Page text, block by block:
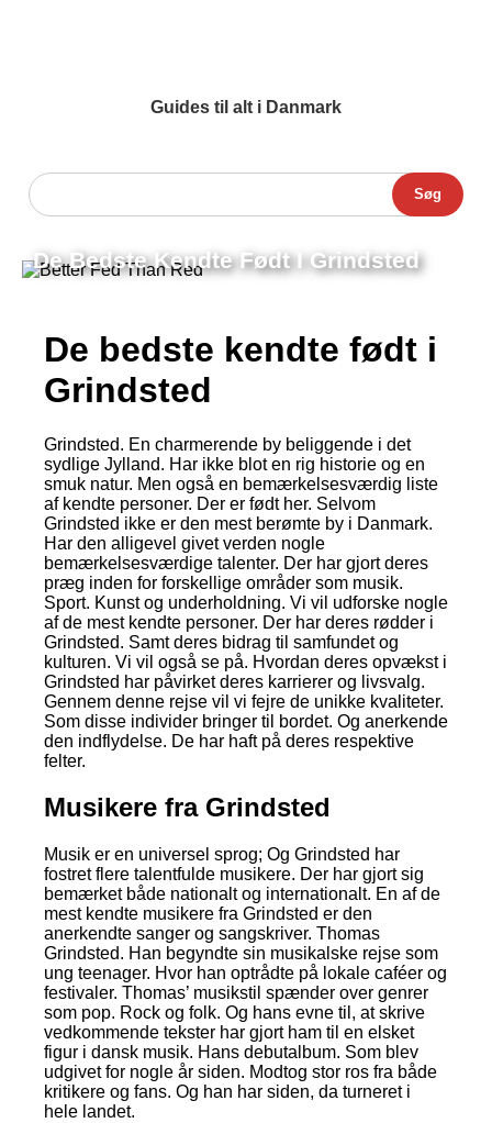
Guides til alt i Danmark
Søg
De Bedste Kendte Født I Grindsted
De bedste kendte født i
Grindsted
Grindsted. En charmerende by beliggende i det
sydlige Jylland. Har ikke blot en rig historie og en
smuk natur. Men også en bemærkelsesværdig liste
af kendte personer. Der er født her. Selvom
Grindsted ikke er den mest berømte by i Danmark.
Har den alligevel givet verden nogle
bemærkelsesværdige talenter. Der har gjort deres
præg inden for forskellige områder som musik.
Sport. Kunst og underholdning. Vi vil udforske nogle
af de mest kendte personer. Der har deres rødder i
Grindsted. Samt deres bidrag til samfundet og
kulturen. Vi vil også se på. Hvordan deres opvækst i
Grindsted har påvirket deres karrierer og livsvalg.
Gennem denne rejse vil vi fejre de unikke kvaliteter.
Som disse individer bringer til bordet. Og anerkende
den indflydelse. De har haft på deres respektive
felter.
Musikere fra Grindsted
Musik er en universel sprog; Og Grindsted har
fostret flere talentfulde musikere. Der har gjort sig
bemærket både nationalt og internationalt. En af de
mest kendte musikere fra Grindsted er den
anerkendte sanger og sangskriver. Thomas
Grindsted. Han begyndte sin musikalske rejse som
ung teenager. Hvor han optrådte på lokale caféer og
festivaler. Thomas’ musikstil spænder over genrer
som pop. Rock og folk. Og hans evne til, at skrive
vedkommende tekster har gjort ham til en elsket
figur i dansk musik. Hans debutalbum. Som blev
udgivet for nogle år siden. Modtog stor ros fra både
kritikere og fans. Og han har siden, da turneret i
hele landet.